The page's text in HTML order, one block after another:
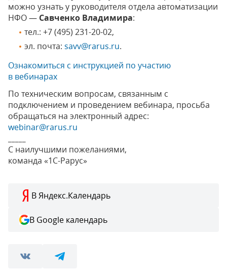
можно узнать у руководителя отдела автоматизации
НФО — Савченко Владимира:
тел.: +7 (495) 231-20-02,
эл. почта: savv@rarus.ru.
Ознакомиться с инструкцией по участию
в вебинарах
По техническим вопросам, связанным с
подключением и проведением вебинара, просьба
обращаться на электронный адрес:
webinar@rarus.ru
С наилучшими пожеланиями,
команда «1С-Рарус»
В Яндекс.Календарь
В Google календарь